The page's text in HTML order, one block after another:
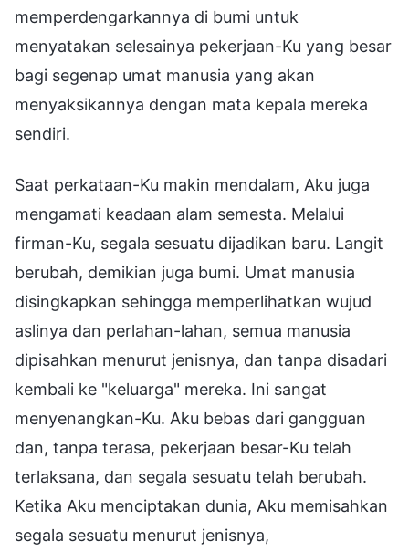
memperdengarkannya di bumi untuk
menyatakan selesainya pekerjaan-Ku yang besar
bagi segenap umat manusia yang akan
menyaksikannya dengan mata kepala mereka
sendiri.
Saat perkataan-Ku makin mendalam, Aku juga
mengamati keadaan alam semesta. Melalui
firman-Ku, segala sesuatu dijadikan baru. Langit
berubah, demikian juga bumi. Umat manusia
disingkapkan sehingga memperlihatkan wujud
aslinya dan perlahan-lahan, semua manusia
dipisahkan menurut jenisnya, dan tanpa disadari
kembali ke "keluarga" mereka. Ini sangat
menyenangkan-Ku. Aku bebas dari gangguan
dan, tanpa terasa, pekerjaan besar-Ku telah
terlaksana, dan segala sesuatu telah berubah.
Ketika Aku menciptakan dunia, Aku memisahkan
segala sesuatu menurut jenisnya,